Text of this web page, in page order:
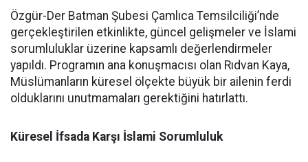
Özgür-Der Batman Şubesi Çamlıca Temsilciliği’nde
gerçekleştirilen etkinlikte, güncel gelişmeler ve İslami
sorumluluklar üzerine kapsamlı değerlendirmeler
yapıldı. Programın ana konuşmacısı olan Rıdvan Kaya,
Müslümanların küresel ölçekte büyük bir ailenin ferdi
olduklarını unutmamaları gerektiğini hatırlattı.
Küresel İfsada Karşı İslami Sorumluluk